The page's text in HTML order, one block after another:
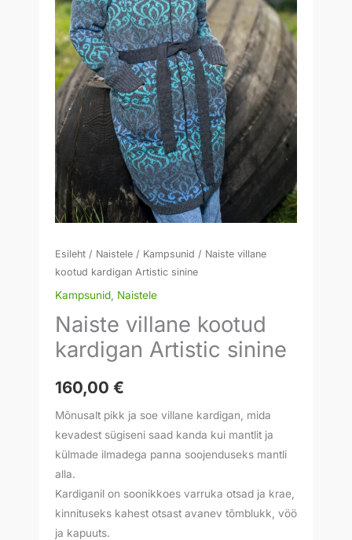
Esileht / Naistele / Kampsunid / Naiste villane
kootud kardigan Artistic sinine
Kampsunid, Naistele
Naiste villane kootud
kardigan Artistic sinine
160,00 €
Mõnusalt pikk ja soe villane kardigan, mida
kevadest sügiseni saad kanda kui mantlit ja
külmade ilmadega panna soojenduseks mantli
alla.
Kardiganil on soonikkoes varruka otsad ja krae,
kinnituseks kahest otsast avanev tõmblukk, vöö
ja kapuuts.